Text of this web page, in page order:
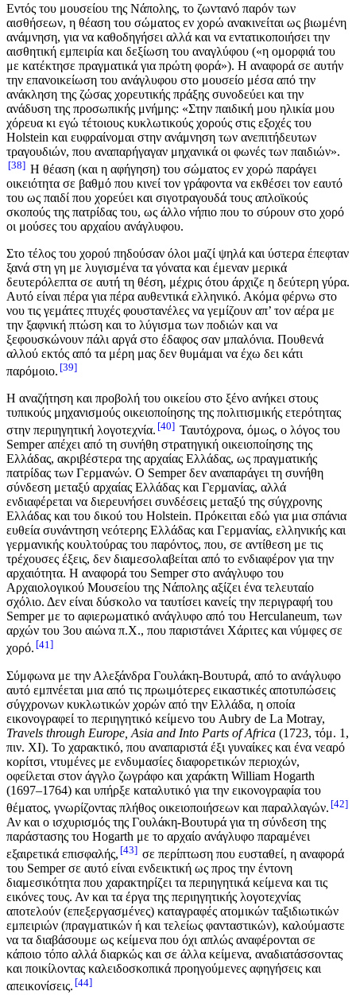
Εντός του μουσείου της Νάπολης, το ζωντανό παρόν των
αισθήσεων, η θέαση του σώματος εν χορώ ανακινείται ως βιωμένη
ανάμνηση, για να καθοδηγήσει αλλά και να εντατικοποιήσει την
αισθητική εμπειρία και δεξίωση του αναγλύφου («η ομορφιά του
με κατέκτησε πραγματικά για πρώτη φορά»). Η αναφορά σε αυτήν
την επανοικείωση του ανάγλυφου στο μουσείο μέσα από την
ανάκληση της ζώσας χορευτικής πράξης συνοδεύει και την
ανάδυση της προσωπικής μνήμης: «Στην παιδική μου ηλικία μου
χόρευα κι εγώ τέτοιους κυκλωτικούς χορούς στις εξοχές του
Ηοlstein και ευφραίνομαι στην ανάμνηση των ανεπιτήδευτων
τραγουδιών, που αναπαρήγαγαν μηχανικά οι φωνές των παιδιών».
38
Η θέαση (και η αφήγηση) του σώματος εν χορώ παράγει
οικειότητα σε βαθμό που κινεί τον γράφοντα να εκθέσει τον εαυτό
του ως παιδί που χορεύει και σιγοτραγουδά τους απλοϊκούς
σκοπούς της πατρίδας του, ως άλλο νήπιο που το σύρουν στο χορό
οι μούσες του αρχαίου ανάγλυφου.
Στο τέλος του χορού πηδούσαν όλοι μαζί ψηλά και ύστερα έπεφταν
ξανά στη γη με λυγισμένα τα γόνατα και έμεναν μερικά
δευτερόλεπτα σε αυτή τη θέση, μέχρις ότου άρχιζε η δεύτερη γύρα.
Αυτό είναι πέρα για πέρα αυθεντικά ελληνικό. Ακόμα φέρνω στο
νου τις γεμάτες πτυχές φουστανέλες να γεμίζουν απ’ τον αέρα με
την ξαφνική πτώση και το λύγισμα των ποδιών και να
ξεφουσκώνουν πάλι αργά στο έδαφος σαν μπαλόνια. Πουθενά
αλλού εκτός από τα μέρη μας δεν θυμάμαι να έχω δει κάτι
παρόμοιο. 39
Η αναζήτηση και προβολή του οικείου στο ξένο ανήκει στους
τυπικούς μηχανισμούς οικειοποίησης της πολιτισμικής ετερότητας
στην περιηγητική λογοτεχνία. 40
Ταυτόχρονα, όμως, ο λόγος του
Semper απέχει από τη συνήθη στρατηγική οικειοποίησης της
Ελλάδας, ακριβέστερα της αρχαίας Ελλάδας, ως πραγματικής
πατρίδας των Γερμανών. Ο Semper δεν αναπαράγει τη συνήθη
σύνδεση μεταξύ αρχαίας Ελλάδας και Γερμανίας, αλλά
ενδιαφέρεται να διερευνήσει συνδέσεις μεταξύ της σύγχρονης
Ελλάδας και του δικού του Holstein. Πρόκειται εδώ για μια σπάνια
ευθεία συνάντηση νεότερης Ελλάδας και Γερμανίας, ελληνικής και
γερμανικής κουλτούρας του παρόντος, που, σε αντίθεση με τις
τρέχουσες έξεις, δεν διαμεσολαβείται από το ενδιαφέρον για την
αρχαιότητα. Η αναφορά του Semper στο ανάγλυφο του
Αρχαιολογικού Μουσείου της Νάπολης αξίζει ένα τελευταίο
σχόλιο. Δεν είναι δύσκολο να ταυτίσει κανείς την περιγραφή του
Semper με το αφιερωματικό ανάγλυφο από του Herculaneum, των
αρχών του 3ου αιώνα π.Χ., που παριστάνει Χάριτες και νύμφες σε
χορό. 41
Σύμφωνα με την Αλεξάνδρα Γουλάκη-Βουτυρά, από το ανάγλυφο
αυτό εμπνέεται μια από τις πρωιμότερες εικαστικές αποτυπώσεις
σύγχρονων κυκλωτικών χορών από την Ελλάδα, η οποία
εικονογραφεί το περιηγητικό κείμενο του Aubry de La Motray,
Travels through Europe, Asia and Ιnto Parts of Africa (1723, τόμ. 1,
πιν. ΧΙ). Το χαρακτικό, που αναπαριστά έξι γυναίκες και ένα νεαρό
κορίτσι, ντυμένες με ενδυμασίες διαφορετικών περιοχών,
οφείλεται στον άγγλο ζωγράφο και χαράκτη William Hogarth
(1697–1764) και υπήρξε καταλυτικό για την εικονογραφία του
θέματος, γνωρίζοντας πλήθος οικειοποιήσεων και παραλλαγών. 42
Αν και ο ισχυρισμός της Γουλάκη-Βουτυρά για τη σύνδεση της
παράστασης του Hogarth με το αρχαίο ανάγλυφο παραμένει
εξαιρετικά επισφαλής, 43
σε περίπτωση που ευσταθεί, η αναφορά
του Semper σε αυτό είναι ενδεικτική ως προς την έντονη
διαμεσικότητα που χαρακτηρίζει τα περιηγητικά κείμενα και τις
εικόνες τους. Αν και τα έργα της περιηγητικής λογοτεχνίας
αποτελούν (επεξεργασμένες) καταγραφές ατομικών ταξιδιωτικών
εμπειριών (πραγματικών ή και τελείως φανταστικών), καλούμαστε
να τα διαβάσουμε ως κείμενα που όχι απλώς αναφέρονται σε
κάποιο τόπο αλλά διαρκώς και σε άλλα κείμενα, αναδιατάσσοντας
και ποικίλοντας καλειδοσκοπικά προηγούμενες αφηγήσεις και
απεικονίσεις. 44